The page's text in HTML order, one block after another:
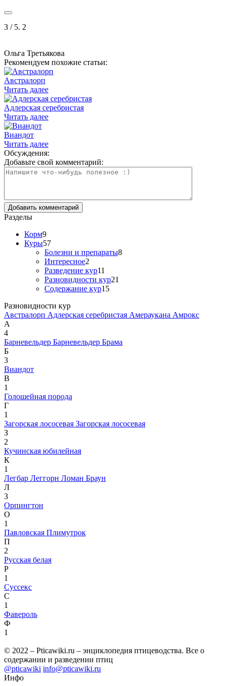
3 / 5. 2
Ольга Третьякова
Рекомендуем похожие статьи:
Австралорп
Читать далее
Адлерская серебристая
Читать далее
Виандот
Читать далее
Обсуждения:
Добавьте свой комментарий:
Разделы
Корм9
Куры57
Болезни и препараты8
Интересное2
Разведение кур11
Разновидности кур21
Содержание кур15
Разновидности кур
Австралорп Адлерская серебристая Амераукана Амрокс
А
4
Барневельдер Барневельдер Брама
Б
3
Виандот
В
1
Голошейная порода
Г
1
Загорская лососевая Загорская лососевая
З
2
Кучинская юбилейная
К
1
Легбар Леггорн Ломан Браун
Л
3
Орпингтон
О
1
Павловская Плимутрок
П
2
Русская белая
Р
1
Суссекс
С
1
Фавероль
Ф
1
© 2022 – Pticawiki.ru – энциклопедия птицеводства. Все о
содержании и разведении птиц
@pticawiki info@pticawiki.ru
Инфо